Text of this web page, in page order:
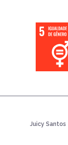
Juicy Santos